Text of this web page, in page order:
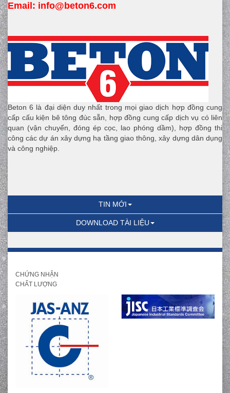
Email: info@beton6.com
Beton 6 là đại diện duy nhất trong mọi giao dịch hợp đồng cung
cấp cấu kiện bê tông đúc sẵn, hợp đồng cung cấp dịch vụ có liên
quan (vận chuyển, đóng ép cọc, lao phóng dầm), hợp đồng thi
công các dự án xây dựng hạ tầng giao thông, xây dựng dân dụng
và công nghiệp.
TIN MỚI
DOWNLOAD TÀI LIỆU
CHỨNG NHẬN
CHẤT LƯỢNG